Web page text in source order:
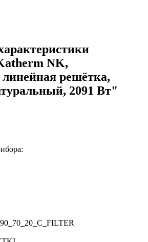
NK,
линейная решётка,
2091 Вт"